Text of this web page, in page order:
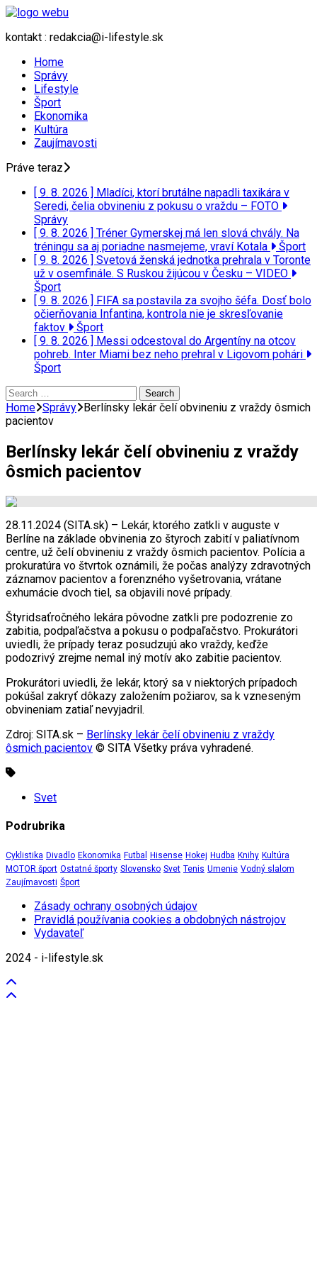
kontakt : redakcia@i-lifestyle.sk
Home
Správy
Lifestyle
Šport
Ekonomika
Kultúra
Zaujímavosti
Práve teraz
[ 9. 8. 2026 ] Mladíci, ktorí brutálne napadli taxikára v
Seredi, čelia obvineniu z pokusu o vraždu – FOTO
Správy
[ 9. 8. 2026 ] Tréner Gymerskej má len slová chvály. Na
tréningu sa aj poriadne nasmejeme, vraví Kotala
Šport
[ 9. 8. 2026 ] Svetová ženská jednotka prehrala v Toronte
už v osemfinále. S Ruskou žijúcou v Česku – VIDEO
Šport
[ 9. 8. 2026 ] FIFA sa postavila za svojho šéfa. Dosť bolo
očierňovania Infantina, kontrola nie je skresľovanie
faktov
Šport
[ 9. 8. 2026 ] Messi odcestoval do Argentíny na otcov
pohreb. Inter Miami bez neho prehral v Ligovom pohári
Šport
Search
for:
Home Správy Berlínsky lekár čelí obvineniu z vraždy ôsmich
pacientov
Berlínsky lekár čelí obvineniu z vraždy
ôsmich pacientov
28.11.2024 (SITA.sk) – Lekár, ktorého zatkli v auguste v
Berlíne na základe obvinenia zo štyroch zabití v paliatívnom
centre, už čelí obvineniu z vraždy ôsmich pacientov. Polícia a
prokuratúra vo štvrtok oznámili, že počas analýzy zdravotných
záznamov pacientov a forenzného vyšetrovania, vrátane
exhumácie dvoch tiel, sa objavili nové prípady.
Štyridsaťročného lekára pôvodne zatkli pre podozrenie zo
zabitia, podpaľačstva a pokusu o podpaľačstvo. Prokurátori
uviedli, že prípady teraz posudzujú ako vraždy, keďže
podozrivý zrejme nemal iný motív ako zabitie pacientov.
Prokurátori uviedli, že lekár, ktorý sa v niektorých prípadoch
pokúšal zakryť dôkazy založením požiarov, sa k vzneseným
obvineniam zatiaľ nevyjadril.
Zdroj: SITA.sk – Berlínsky lekár čelí obvineniu z vraždy
ôsmich pacientov © SITA Všetky práva vyhradené.
Svet
Podrubrika
Cyklistika Divadlo Ekonomika Futbal Hisense Hokej Hudba Knihy Kultúra
MOTOR šport Ostatné športy Slovensko Svet Tenis Umenie Vodný slalom
Zaujímavosti Šport
Zásady ochrany osobných údajov
Pravidlá používania cookies a obdobných nástrojov
Vydavateľ
2024 - i-lifestyle.sk